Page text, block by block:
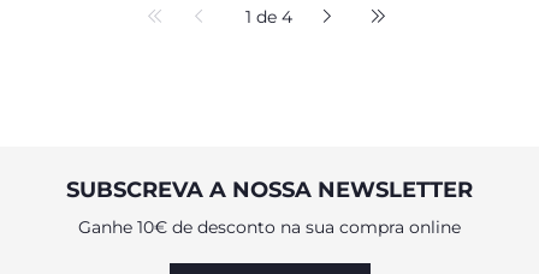
1 de 4
SUBSCREVA A NOSSA NEWSLETTER
Ganhe 10€ de desconto na sua compra online